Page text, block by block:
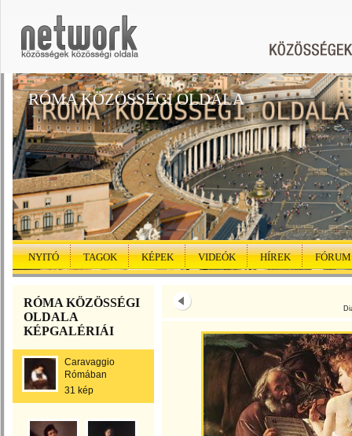
RÓMA KÖZÖSSÉGI OLDALA
NYITÓ TAGOK KÉPEK VIDEÓK HÍREK FÓRUM
RÓMA KÖZÖSSÉGI
OLDALA
KÉPGALÉRIÁI
Caravaggio
Rómában
31 kép